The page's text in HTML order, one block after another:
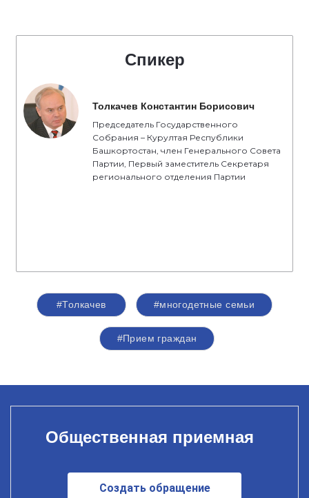
Спикер
Толкачев Константин Борисович
Председатель Государственного
Собрания – Курултая Республики
Башкортостан, член Генерального Совета
Партии, Первый заместитель Секретаря
регионального отделения Партии
#Толкачев #многодетные семьи
#Прием граждан
Общественная приемная
Создать обращение